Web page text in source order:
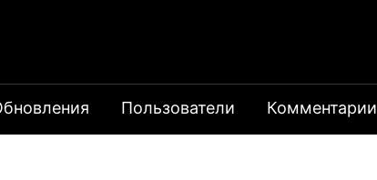
Пользователи Комментарии